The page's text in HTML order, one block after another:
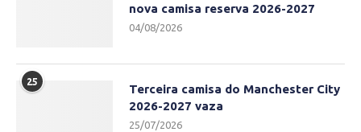
nova camisa reserva 2026-2027
04/08/2026
25
Terceira camisa do Manchester City
2026-2027 vaza
25/07/2026